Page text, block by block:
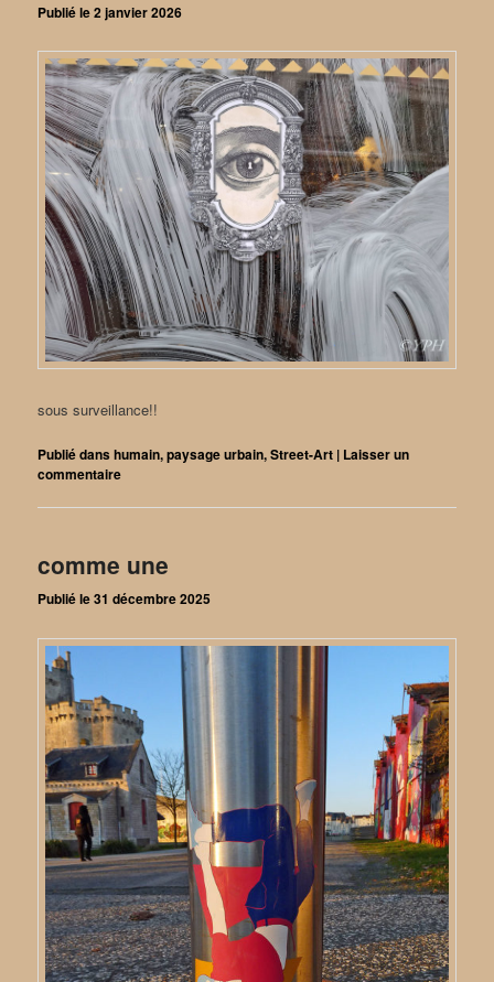
Publié le2 janvier 2026
sous surveillance!!
Publié danshumain,paysage urbain,Street-Art | Laisser un
commentaire
comme une
Publié le31 décembre 2025